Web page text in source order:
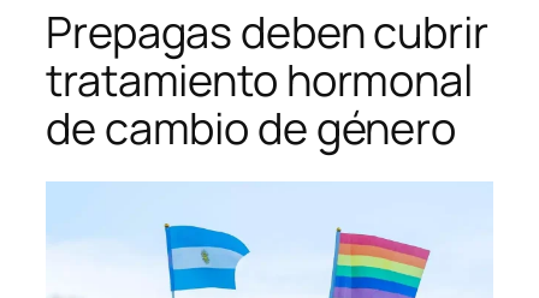
Prepagas deben cubrir
tratamiento hormonal
de cambio de género